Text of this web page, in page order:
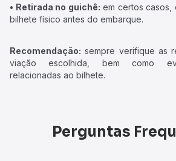
• Retirada no guichê: em certos casos,
bilhete físico antes do embarque.
Recomendação: sempre verifique as
viação escolhida, bem como
relacionadas ao bilhete.
Perguntas